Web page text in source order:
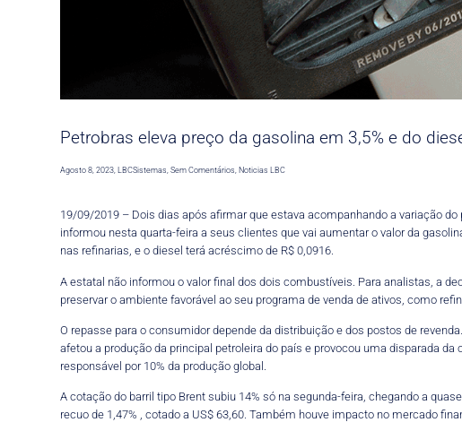
Petrobras eleva preço da gasolina em 3,5% e do
Agosto 8, 2023 ,LBCSistemas Sem Comentários Noticias LBC
19/09/2019 – Dois dias após afirmar que estava acompanhando a variação
informou nesta quarta-feira a seus clientes que vai aumentar o valor da
nas refinarias, e o diesel terá acréscimo de R$ 0,0916.
A estatal não informou o valor final dos dois combustíveis. Para analistas, a
preservar o ambiente favorável ao seu programa de venda de ativos, como
O repasse para o consumidor depende da distribuição e dos postos de
afetou a produção da principal petroleira do país e provocou uma disparada
responsável por 10% da produção global.
A cotação do barril tipo Brent subiu 14% só na segunda-feira, chegando a
recuo de 1,47% , cotado a US$ 63,60. Também houve impacto no mercado